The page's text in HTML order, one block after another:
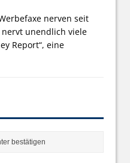
nerven seit
nervt unendlich viele
Report“, eine